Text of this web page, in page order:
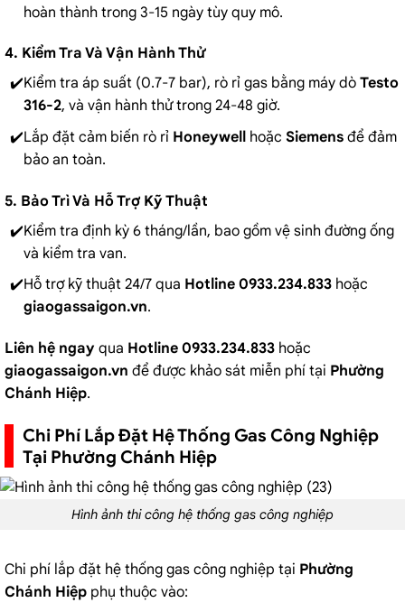
hoàn thành trong 3-15 ngày tùy quy mô.
4. Kiểm Tra Và Vận Hành Thử
Kiểm tra áp suất (0.7-7 bar), rò rỉ gas bằng máy dò Testo
316-2, và vận hành thử trong 24-48 giờ.
Lắp đặt cảm biến rò rỉ Honeywellhoặc Siemensđể đảm
bảo an toàn.
5. Bảo Trì Và Hỗ Trợ Kỹ Thuật
Kiểm tra định kỳ 6 tháng/lần, bao gồm vệ sinh đường ống
và kiểm tra van.
Hỗ trợ kỹ thuật 24/7 qua Hotline 0933.234.833hoặc
giaogassaigon.vn.
Liên hệ ngay qua Hotline 0933.234.833 hoặc
giaogassaigon.vn để được khảo sát miễn phí tại Phường
Chánh Hiệp.
Chi Phí Lắp Đặt Hệ Thống Gas Công Nghiệp
Tại Phường Chánh Hiệp
Hình ảnh thi công hệ thống gas công nghiệp
Chi phí lắp đặt hệ thống gas công nghiệp tại Phường
Chánh Hiệp phụ thuộc vào: